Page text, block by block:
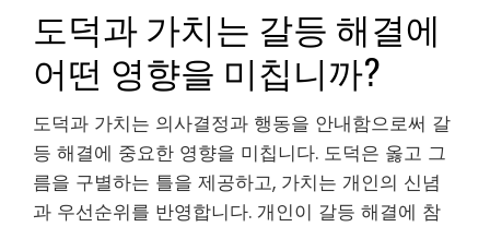
도덕과 가치는 갈등 해결에
어떤 영향을 미칩니까?
도덕과 가치는 의사결정과 행동을 안내함으로써 갈
등 해결에 중요한 영향을 미칩니다. 도덕은 옳고 그
름을 구별하는 틀을 제공하고, 가치는 개인의 신념
과 우선순위를 반영합니다. 개인이 갈등 해결에 참